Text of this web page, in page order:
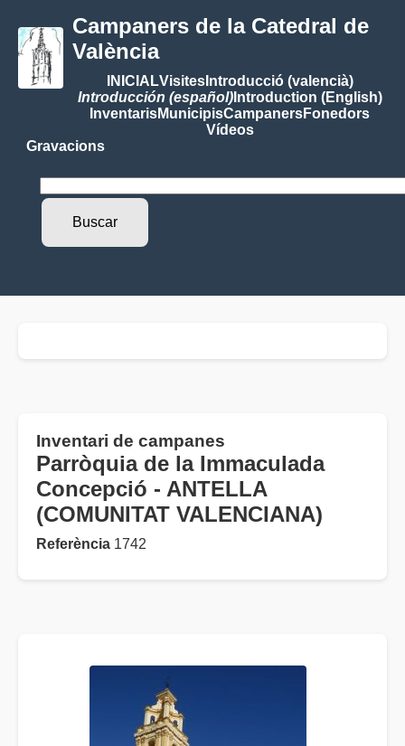
Campaners de la Catedral de
València
INICIALVisitesIntroducció (valencià)
Introducción (español)Introduction (English)
InventarisMunicipisCampanersFonedors
Vídeos
Gravacions
Inventari de campanes
Parròquia de la Immaculada
Concepció - ANTELLA
(COMUNITAT VALENCIANA)
Referència 1742